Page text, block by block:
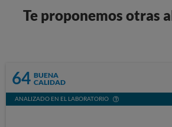
Te proponemos otras
64 BUENA
CALIDAD
ANALIZADO EN EL LABORATORIO